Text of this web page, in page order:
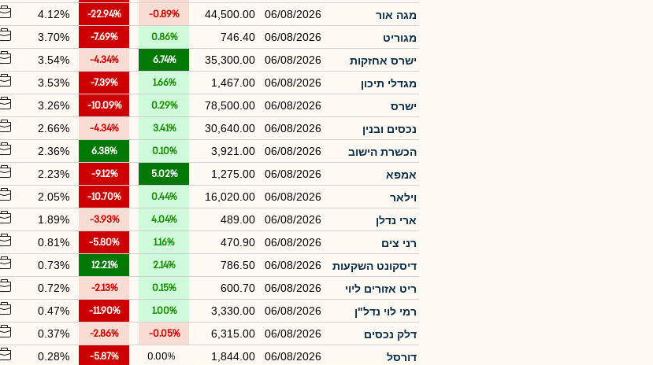
מגה אור
06/08/2026
44,500.00
-0.89%
-22.94%
4.12%
מגוריט
06/08/2026
746.40
0.86%
-7.69%
3.70%
ישרס אחזקות
06/08/2026
35,300.00
6.74%
-4.34%
3.54%
מגדלי תיכון
06/08/2026
1,467.00
1.66%
-7.39%
3.53%
ישרס
06/08/2026
78,500.00
0.29%
-10.09%
3.26%
נכסים ובנין
06/08/2026
30,640.00
3.41%
-4.34%
2.66%
הכשרת הישוב
06/08/2026
3,921.00
0.10%
6.38%
2.36%
אמפא
06/08/2026
1,275.00
5.02%
-9.12%
2.23%
וילאר
06/08/2026
16,020.00
0.44%
-10.70%
2.05%
ארי נדלן
06/08/2026
489.00
4.04%
-3.93%
1.89%
רני צים
06/08/2026
470.90
1.16%
-5.80%
0.81%
דיסקונט השקעות
06/08/2026
786.50
2.14%
12.21%
0.73%
ריט אזורים ליוי
06/08/2026
600.70
0.15%
-2.13%
0.72%
רמי לוי נדל"ן
06/08/2026
3,330.00
1.00%
-11.90%
0.47%
דלק נכסים
06/08/2026
6,315.00
-0.05%
-2.86%
0.37%
דורסל
06/08/2026
1,844.00
0.00%
-5.87%
0.28%